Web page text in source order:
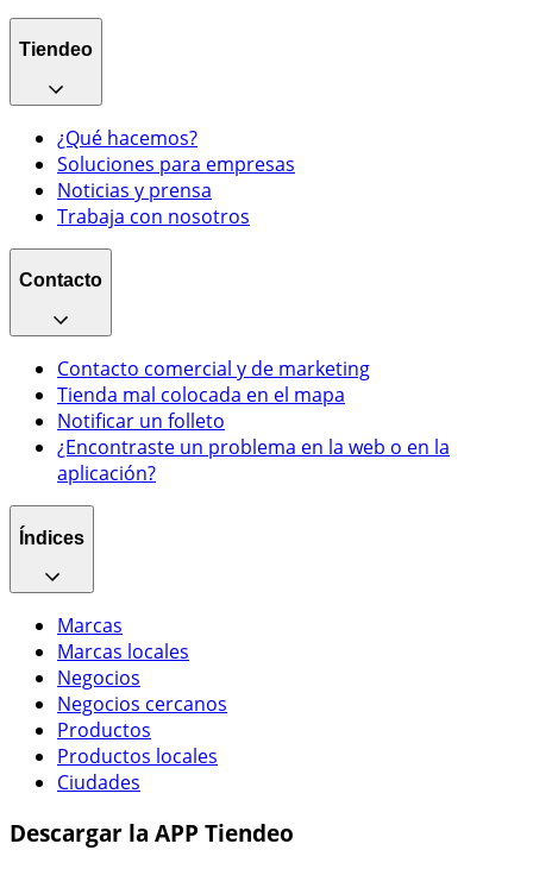
Tiendeo
¿Qué hacemos?
Soluciones para empresas
Noticias y prensa
Trabaja con nosotros
Contacto
Contacto comercial y de marketing
Tienda mal colocada en el mapa
Notificar un folleto
¿Encontraste un problema en la web o en la
aplicación?
Índices
Marcas
Marcas locales
Negocios
Negocios cercanos
Productos
Productos locales
Ciudades
Descargar la APP Tiendeo